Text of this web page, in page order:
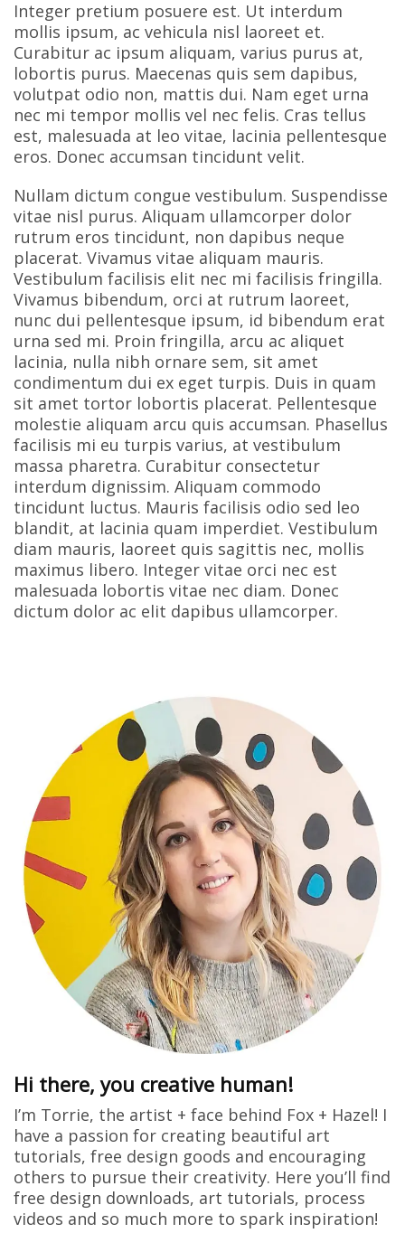
Integer pretium posuere est. Ut interdum
mollis ipsum, ac vehicula nisl laoreet et.
Curabitur ac ipsum aliquam, varius purus at,
lobortis purus. Maecenas quis sem dapibus,
volutpat odio non, mattis dui. Nam eget urna
nec mi tempor mollis vel nec felis. Cras tellus
est, malesuada at leo vitae, lacinia pellentesque
eros. Donec accumsan tincidunt velit.
Nullam dictum congue vestibulum. Suspendisse
vitae nisl purus. Aliquam ullamcorper dolor
rutrum eros tincidunt, non dapibus neque
placerat. Vivamus vitae aliquam mauris.
Vestibulum facilisis elit nec mi facilisis fringilla.
Vivamus bibendum, orci at rutrum laoreet,
nunc dui pellentesque ipsum, id bibendum erat
urna sed mi. Proin fringilla, arcu ac aliquet
lacinia, nulla nibh ornare sem, sit amet
condimentum dui ex eget turpis. Duis in quam
sit amet tortor lobortis placerat. Pellentesque
molestie aliquam arcu quis accumsan. Phasellus
facilisis mi eu turpis varius, at vestibulum
massa pharetra. Curabitur consectetur
interdum dignissim. Aliquam commodo
tincidunt luctus. Mauris facilisis odio sed leo
blandit, at lacinia quam imperdiet. Vestibulum
diam mauris, laoreet quis sagittis nec, mollis
maximus libero. Integer vitae orci nec est
malesuada lobortis vitae nec diam. Donec
dictum dolor ac elit dapibus ullamcorper.
Hi there, you creative human!
I’m Torrie, the artist + face behind Fox + Hazel! I
have a passion for creating beautiful art
tutorials, free design goods and encouraging
others to pursue their creativity. Here you’ll find
free design downloads, art tutorials, process
videos and so much more to spark inspiration!